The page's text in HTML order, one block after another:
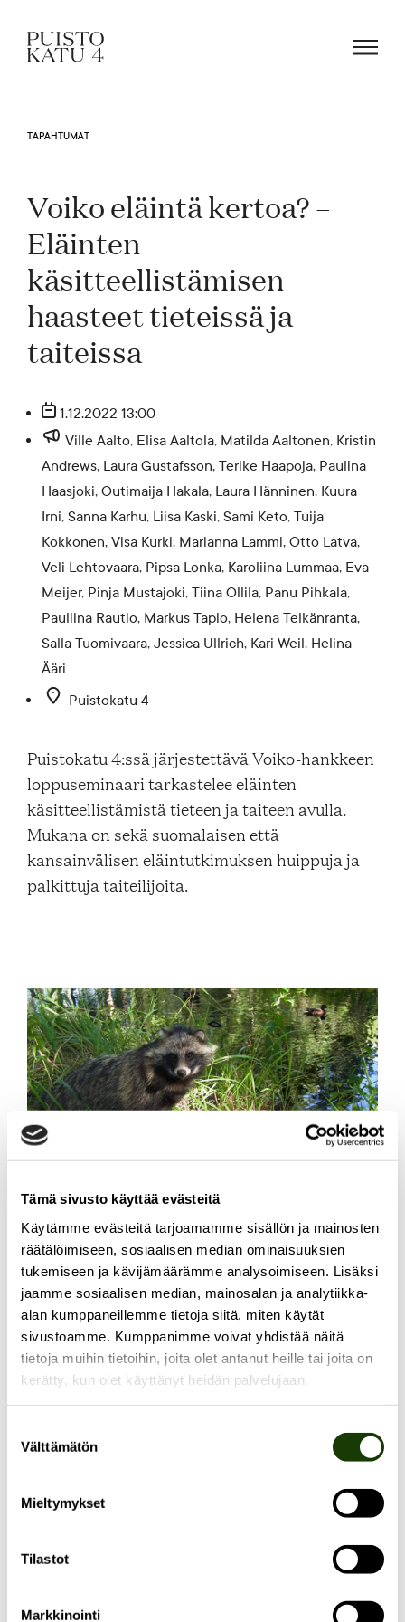
Tämä sivusto käyttää evästeitä
Käytämme evästeitä tarjoamamme sisällön ja mainosten
räätälöimiseen, sosiaalisen median ominaisuuksien
tukemiseen ja kävijämäärämme analysoimiseen. Lisäksi
jaamme sosiaalisen median, mainosalan ja analytiikka-
alan kumppaneillemme tietoja siitä, miten käytät
sivustoamme. Kumppanimme voivat yhdistää näitä
tietoja muihin tietoihin, joita olet antanut heille tai joita on
kerätty, kun olet käyttänyt heidän palvelujaan.
valinta
Välttämätön
Mieltymykset
Tilastot
Markkinointi
Mistä kyse?
Yhteisömme
Tapahtumat
Vuokraa tila!
Blogi
Yhteys- ja lisätiedot
FAQ
EN SV
TAPAHTUMAT
Voiko eläintä kertoa? –
Eläinten
käsitteellistämisen
haasteet tieteissä ja
taiteissa
1.12.2022 13:00
Ville Aalto, Elisa Aaltola, Matilda Aaltonen, Kristin
Andrews, Laura Gustafsson, Terike Haapoja, Paulina
Haasjoki, Outimaija Hakala, Laura Hänninen, Kuura
Irni, Sanna Karhu, Liisa Kaski, Sami Keto, Tuija
Kokkonen, Visa Kurki, Marianna Lammi, Otto Latva,
Veli Lehtovaara, Pipsa Lonka, Karoliina Lummaa, Eva
Meijer, Pinja Mustajoki, Tiina Ollila, Panu Pihkala,
Pauliina Rautio, Markus Tapio, Helena Telkänranta,
Salla Tuomivaara, Jessica Ullrich, Kari Weil, Helina
Ääri
Puistokatu 4
Puistokatu 4:ssä järjestettävä Voiko-hankkeen
loppuseminaari tarkastelee eläinten
käsitteellistämistä tieteen ja taiteen avulla.
Mukana on sekä suomalaisen että
kansainvälisen eläintutkimuksen huippuja ja
palkittuja taiteilijoita.
Miten ihmiset kuvaavat ja kertovat toisenlajisia eläimiä,
ja mitä seurauksia tällä on eläinsuhteellemme?
Puistokatu 4:ssä järjestettävä
Voiko-hankkeen
loppuseminaari tarkastelee kysymystä tieteiden ja
taiteiden kautta. Nelipäiväisessä tapahtumassa on
mukana sekä suomalaisen että kansainvälisen
eläintutkimuksen huippuja ja palkittuja taiteilijoita,
Luvassa on muun muassa luentoja, videotaidetta,
Eläinten käsitteellistämisen haasteet tieteissä ja